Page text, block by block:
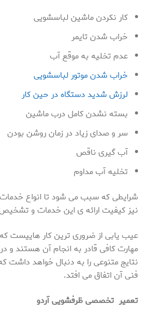
کار نکردن ماشین لباسشویی
خراب شدن تایمر
عدم تخلیه به موقع آب
خراب شدن موتور لباسشویی
لرزش شدید دستگاه در حین کار
بسته نشدن کامل درب ماشین
سر و صدای زیاد در زمان روشن بودن
آب گیری ناقص
تخلیه آب مداوم
شرایطی که سبب می شود تا انواع
نیز کیفیت ارائه ی این خدمات و
عیب یابی از ضروری ترین کار هاییست
مهارت کافی قادر به انجام آن هستند و
نتایج متنوعی را به دنبال خواهد داشت
فنی آن اتفاق می افتد.
تعمیر تخصصی ظرفشویی آردو